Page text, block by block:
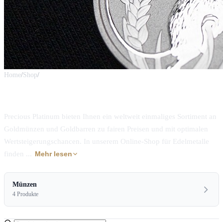
Home/Shop/
Precious Platinum bieten Ihnen ein weltweit einmaliges Sortiment an
Goldmünzen und Goldbarren zu fairen Preisen und mit optimalen
Wertsteigerungschancen. In unserem Online-Shop für Edelmetalle
finden ...
Mehr lesen
Münzen
4 Produkte